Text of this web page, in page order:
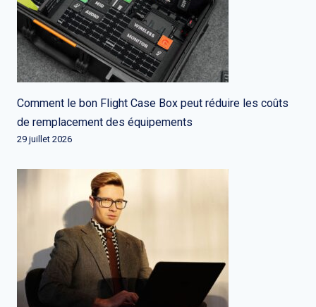
Comment le bon Flight Case Box peut réduire les coûts
de remplacement des équipements
29 juillet 2026